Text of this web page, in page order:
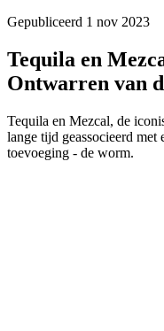
Gepubliceerd 1 nov 2023
Tequila en
Ontwarren van
Tequila en Mezcal, de
lange tijd geassocieerd met
toevoeging - de worm.